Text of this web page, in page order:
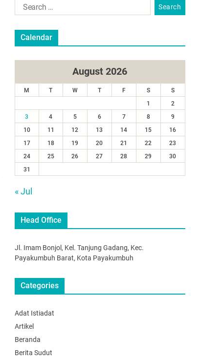
Calendar
August 2026
M T W T F S
S
1
2
3
4 5 6 7 8
9
10
11 12 13 14 15
16
17
18 19 20 21 22
23
24
25 26 27 28 29
30
31
« Jul
Head Office
Jl. Imam Bonjol, Kel. Tanjung Gadang, Kec.
Payakumbuh Barat, Kota Payakumbuh
Categories
Adat Istiadat
Artikel
Beranda
Berita Sudut